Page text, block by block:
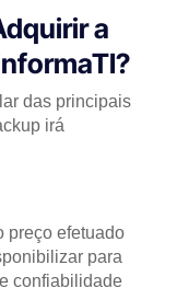
a
das principais
irá
preço efetuado
para
confiabilidade